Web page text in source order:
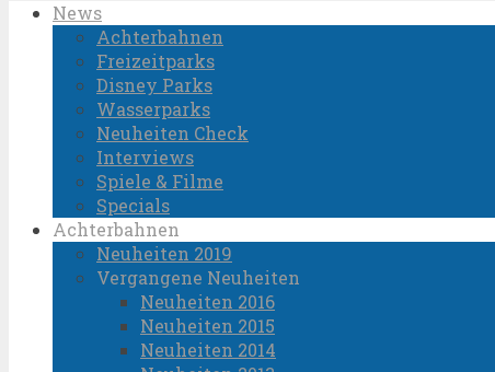
News
Achterbahnen
Freizeitparks
Disney Parks
Wasserparks
Neuheiten Check
Interviews
Spiele & Filme
Specials
Achterbahnen
Neuheiten 2019
Vergangene Neuheiten
Neuheiten 2016
Neuheiten 2015
Neuheiten 2014